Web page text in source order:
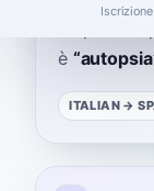
è “autopsia
ITALIAN →